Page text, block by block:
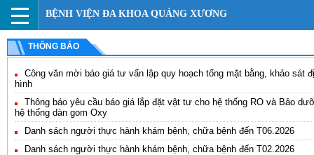
BỆNH VIỆN ĐA KHOA QUẢNG XƯƠNG
THÔNG BÁO
Công văn mời báo giá tư vấn lập quy hoạch tổng mặt bằng, khảo sát
hình
Thông báo yêu cầu báo giá lắp đặt vật tư cho hệ thống RO và Bảo
hệ thống dàn gom Oxy
Danh sách người thực hành khám bệnh, chữa bệnh đến T06.2026
Danh sách người thực hành khám bệnh, chữa bệnh đến T02.2026